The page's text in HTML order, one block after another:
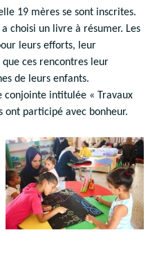
19 mères se sont inscrites.
choisi un livre à résumer. Les
leurs efforts, leur
ces rencontres leur
de leurs enfants.
intitulée « Travaux
ont participé avec bonheur.